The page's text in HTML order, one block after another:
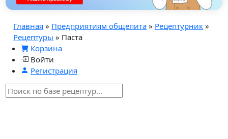
Главная » Предприятиям общепита » Рецептурник »
Рецептуры » Паста
Корзина
Войти
Регистрация